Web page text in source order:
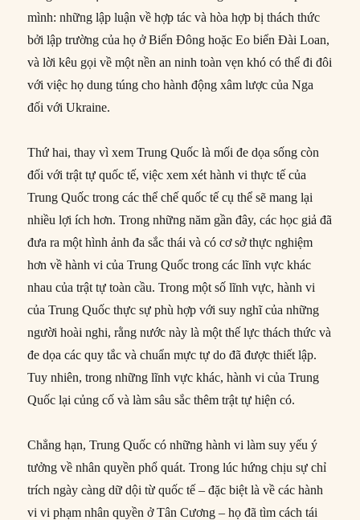
mình: những lập luận về hợp tác và hòa hợp bị thách thức
bởi lập trường của họ ở Biển Đông hoặc Eo biển Đài Loan,
và lời kêu gọi về một nền an ninh toàn vẹn khó có thể đi đôi
với việc họ dung túng cho hành động xâm lược của Nga
đối với Ukraine.
Thứ hai, thay vì xem Trung Quốc là mối đe dọa sống còn
đối với trật tự quốc tế, việc xem xét hành vi thực tế của
Trung Quốc trong các thể chế quốc tế cụ thể sẽ mang lại
nhiều lợi ích hơn. Trong những năm gần đây, các học giả đã
đưa ra một hình ảnh đa sắc thái và có cơ sở thực nghiệm
hơn về hành vi của Trung Quốc trong các lĩnh vực khác
nhau của trật tự toàn cầu. Trong một số lĩnh vực, hành vi
của Trung Quốc thực sự phù hợp với suy nghĩ của những
người hoài nghi, rằng nước này là một thế lực thách thức và
đe dọa các quy tắc và chuẩn mực tự do đã được thiết lập.
Tuy nhiên, trong những lĩnh vực khác, hành vi của Trung
Quốc lại củng cố và làm sâu sắc thêm trật tự hiện có.
Chẳng hạn, Trung Quốc có những hành vi làm suy yếu ý
tưởng về nhân quyền phổ quát. Trong lúc hứng chịu sự chỉ
trích ngày càng dữ dội từ quốc tế – đặc biệt là về các hành
vi vi phạm nhân quyền ở Tân Cương – họ đã tìm cách tái